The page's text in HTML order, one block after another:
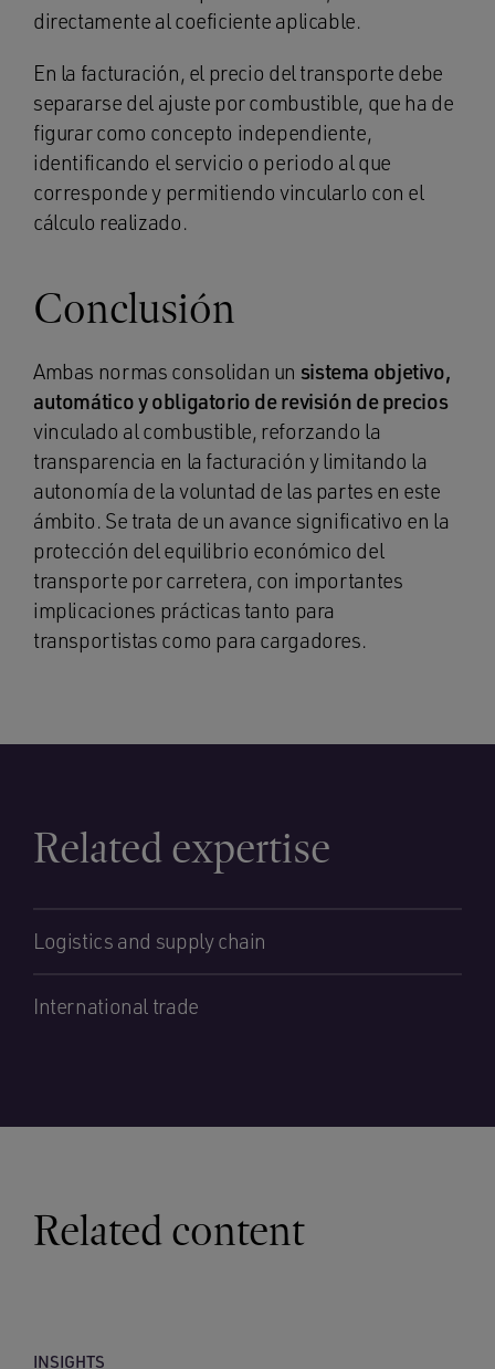
directamente al coeficiente aplicable.
En la facturación, el precio del transporte debe
separarse del ajuste por combustible, que ha de
figurar como concepto independiente,
identificando el servicio o periodo al que
corresponde y permitiendo vincularlo con el
cálculo realizado.
Conclusión
Ambas normas consolidan un sistema objetivo,
automático y obligatorio de revisión de precios
vinculado al combustible, reforzando la
transparencia en la facturación y limitando la
autonomía de la voluntad de las partes en este
ámbito. Se trata de un avance significativo en la
protección del equilibrio económico del
transporte por carretera, con importantes
implicaciones prácticas tanto para
transportistas como para cargadores.
Related expertise
Logistics and supply chain
International trade
Related content
INSIGHTS